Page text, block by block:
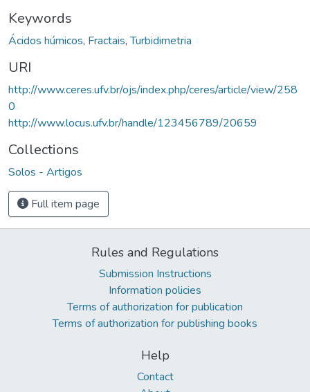
Keywords
Ácidos húmicos, Fractais,Turbidimetria
URI
http://www.ceres.ufv.br/ojs/index.php/ceres/article/view/258
0
http://www.locus.ufv.br/handle/123456789/20659
Collections
Solos - Artigos
Full item page
Rules and Regulations
Submission Instructions
Information policies
Terms of authorization for publication
Terms of authorization for publishing books
Help
Contact